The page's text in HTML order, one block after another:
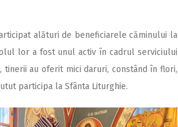
alături de beneficiarele căminului la
lor a fost unul activ în cadrul serviciului
au oferit mici daruri, constând în flori,
participa la Sfânta Liturghie.